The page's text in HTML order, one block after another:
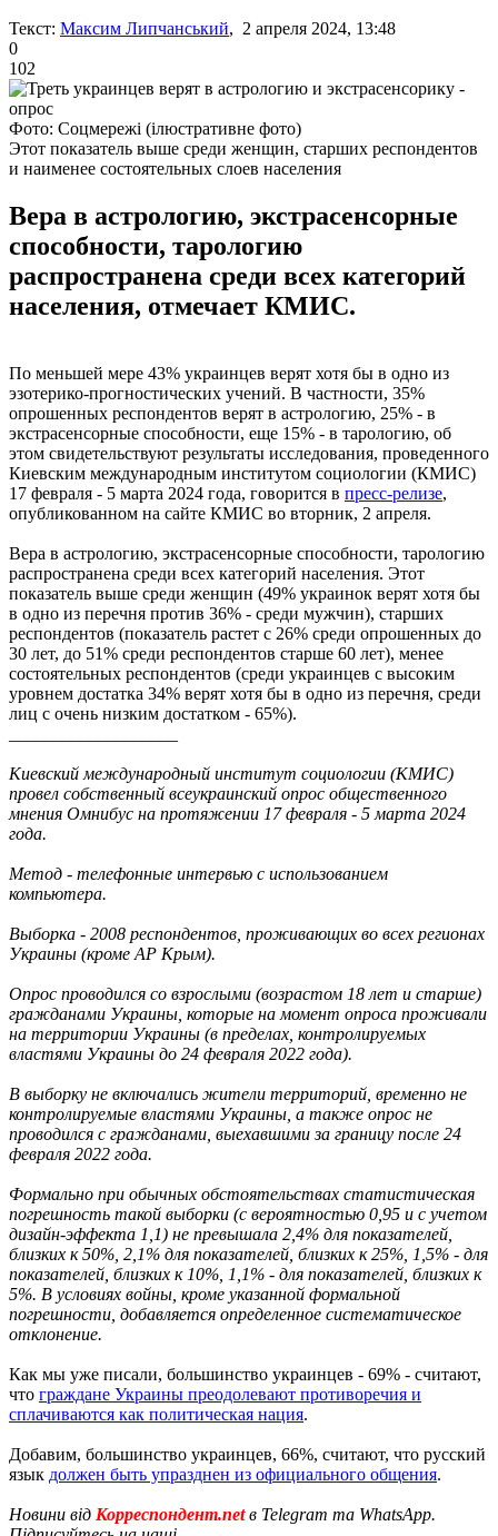
Текст: Максим Липчанський, 2 апреля 2024, 13:48
0
102
Фото: Соцмережі (ілюстративне фото)
Этот показатель выше среди женщин, старших респондентов
и наименее состоятельных слоев населения
Вера в астрологию, экстрасенсорные
способности, тарологию
распространена среди всех категорий
населения, отмечает КМИС.
По меньшей мере 43% украинцев верят хотя бы в одно из
эзотерико-прогностических учений. В частности, 35%
опрошенных респондентов верят в астрологию, 25% - в
экстрасенсорные способности, еще 15% - в тарологию, об
этом свидетельствуют результаты исследования, проведенного
Киевским международным институтом социологии (КМИС)
17 февраля - 5 марта 2024 года, говорится в пресс-релизе,
опубликованном на сайте КМИС во вторник, 2 апреля.
Вера в астрологию, экстрасенсорные способности, тарологию
распространена среди всех категорий населения. Этот
показатель выше среди женщин (49% украинок верят хотя бы
в одно из перечня против 36% - среди мужчин), старших
респондентов (показатель растет с 26% среди опрошенных до
30 лет, до 51% среди респондентов старше 60 лет), менее
состоятельных респондентов (среди украинцев с высоким
уровнем достатка 34% верят хотя бы в одно из перечня, среди
лиц с очень низким достатком - 65%).
Киевский международный институт социологии (КМИС)
провел собственный всеукраинский опрос общественного
мнения Омнибус на протяжении 17 февраля - 5 марта 2024
года.
Метод - телефонные интервью с использованием
компьютера.
Выборка - 2008 респондентов, проживающих во всех регионах
Украины (кроме АР Крым).
Опрос проводился со взрослыми (возрастом 18 лет и старше)
гражданами Украины, которые на момент опроса проживали
на территории Украины (в пределах, контролируемых
властями Украины до 24 февраля 2022 года).
В выборку не включались жители территорий, временно не
контролируемые властями Украины, а также опрос не
проводился с гражданами, выехавшими за границу после 24
февраля 2022 года.
Формально при обычных обстоятельствах статистическая
погрешность такой выборки (с вероятностью 0,95 и с учетом
дизайн-эффекта 1,1) не превышала 2,4% для показателей,
близких к 50%, 2,1% для показателей, близких к 25%, 1,5% - для
показателей, близких к 10%, 1,1% - для показателей, близких к
5%. В условиях войны, кроме указанной формальной
погрешности, добавляется определенное систематическое
отклонение.
Как мы уже писали, большинство украинцев - 69% - считают,
что граждане Украины преодолевают противоречия и
сплачиваются как политическая нация.
Добавим, большинство украинцев, 66%, считают, что русский
язык должен быть упразднен из официального общения.
Новини від Корреспондент.netв Telegram та WhatsApp.